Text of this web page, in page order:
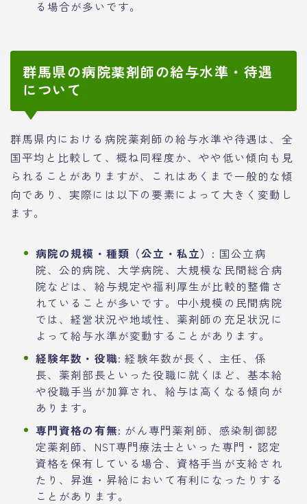
る場合が多いです。
群馬県の病院薬剤師の給与水準・待遇
について
群馬県内における病院薬剤師の給与水準や待遇は、全
国平均と比較して、概ね同程度か、やや低い傾向も見
られることがありますが、これはあくまで一般的な傾
向であり、実際には以下の要素によって大きく変動し
ます。
病院の規模・種類（公立・私立）: 国公立病
院、公的病院、大学病院、大規模な民間総合病
院などは、給与規定や福利厚生が比較的整備さ
れていることが多いです。中小規模の民間病院
では、経営状況や地域性、薬剤師の充足状況に
よって給与水準が変動することがあります。
経験年数・役職: 経験年数が長く、主任、係
長、薬剤部長といった役職に就くほど、基本給
や役職手当が加算され、給与は高くなる傾向が
あります。
専門資格の有無: がん専門薬剤師、感染制御認
定薬剤師、NST専門療法士といった専門・認定
資格を保有している場合、資格手当が支給され
たり、昇進・昇給において有利になったりする
ことがあります。